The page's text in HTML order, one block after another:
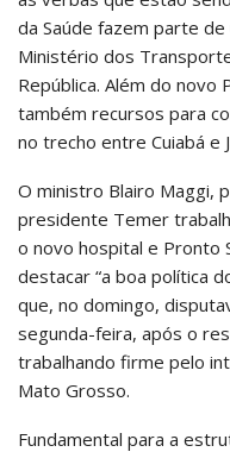
da Saúde fazem parte
Ministério dos
República. Além do
também recursos para
no trecho entre Cuiabá e
O ministro Blairo Maggi,
presidente Temer
o novo hospital e Pronto
destacar “a boa política
que, no domingo,
segunda-feira, após o
trabalhando firme pelo
Mato Grosso.
Fundamental para a